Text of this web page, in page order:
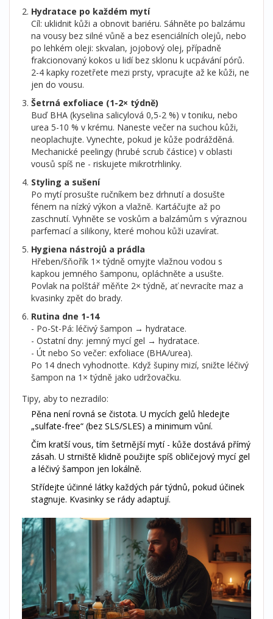
Hydratace po každém mytí
Cíl: uklidnit kůži a obnovit bariéru. Sáhněte po balzámu
na vousy bez silné vůně a bez esenciálních olejů, nebo
po lehkém oleji: skvalan, jojobový olej, případně
frakcionovaný kokos u lidí bez sklonu k ucpávání pórů.
2-4 kapky rozetřete mezi prsty, vpracujte až ke kůži, ne
jen do vousu.
Šetrná exfoliace (1-2× týdně)
Buď BHA (kyselina salicylová 0,5-2 %) v toniku, nebo
urea 5-10 % v krému. Naneste večer na suchou kůži,
neoplachujte. Vynechte, pokud je kůže podrážděná.
Mechanické peelingy (hrubé scrub částice) v oblasti
vousů spíš ne - riskujete mikrotrhlinky.
Styling a sušení
Po mytí prosušte ručníkem bez drhnutí a dosušte
fénem na nízký výkon a vlažně. Kartáčujte až po
zaschnutí. Vyhněte se voskům a balzámům s výraznou
parfemací a silikony, které mohou kůži uzavírat.
Hygiena nástrojů a prádla
Hřeben/šňořík 1× týdně omyjte vlažnou vodou s
kapkou jemného šamponu, opláchněte a usušte.
Povlak na polštář měňte 2× týdně, ať nevracíte maz a
kvasinky zpět do brady.
Rutina dne 1-14
- Po-St-Pá: léčivý šampon → hydratace.
- Ostatní dny: jemný mycí gel → hydratace.
- Út nebo So večer: exfoliace (BHA/urea).
Po 14 dnech vyhodnoťte. Když šupiny mizí, snižte léčivý
šampon na 1× týdně jako udržovačku.
Tipy, aby to nezradilo:
Pěna není rovná se čistota. U mycích gelů hledejte
„sulfate-free“ (bez SLS/SLES) a minimum vůní.
Čím kratší vous, tím šetrnější mytí - kůže dostává přímý
zásah. U strniště klidně použijte spíš obličejový mycí gel
a léčivý šampon jen lokálně.
Střídejte účinné látky každých pár týdnů, pokud účinek
stagnuje. Kvasinky se rády adaptují.